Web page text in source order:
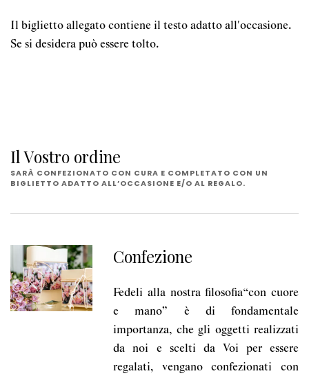
Il biglietto allegato contiene il testo adatto all'occasione.
Se si desidera può essere tolto.
Il Vostro ordine
SARÀ CONFEZIONATO CON CURA E COMPLETATO CON UN
BIGLIETTO ADATTO ALL’OCCASIONE E/O AL REGALO.
Confezione
Fedeli alla nostra filosofia“con cuore
e mano” è di fondamentale
importanza, che gli oggetti realizzati
da noi e scelti da Voi per essere
regalati, vengano confezionati con